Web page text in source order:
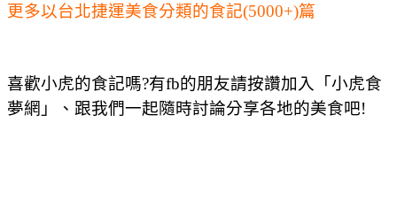
更多以台北捷運美食分類的食記(5000+)篇
喜歡小虎的食記嗎?有fb的朋友請按讚加入「小虎食
夢網」、跟我們一起隨時討論分享各地的美食吧!